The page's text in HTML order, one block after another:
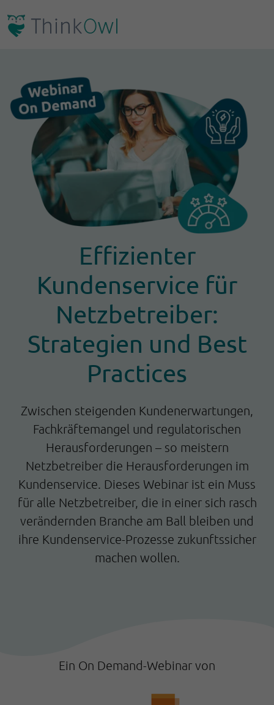
Effizienter
Kundenservice für
Netzbetreiber:
Strategien und Best
Practices
Zwischen steigenden Kundenerwartungen,
Fachkräftemangel und regulatorischen
Herausforderungen – so meistern
Netzbetreiber die Herausforderungen im
Kundenservice. Dieses Webinar ist ein Muss
für alle Netzbetreiber, die in einer sich rasch
verändernden Branche am Ball bleiben und
ihre Kundenservice-Prozesse zukunftssicher
machen wollen.
Ein On Demand-Webinar von